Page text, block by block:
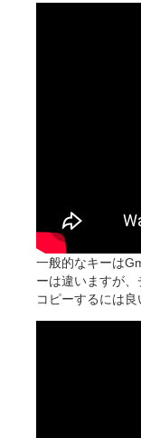
一般的なキーは
ーは違いますが
コピーするには良